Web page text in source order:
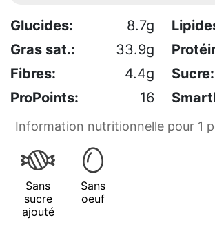
Glucides: 8.7g
Gras sat.:
33.9g
Fibres:
4.4g Sucre:
ProPoints:
16
Information nutritionnelle pour 1
Sans
sucre
ajouté
Sans
oeuf